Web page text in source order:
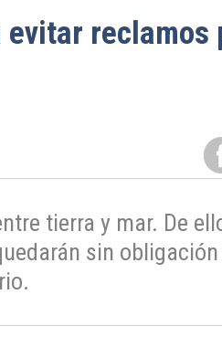
evitar reclamos
tierra y mar. De
sin obligación